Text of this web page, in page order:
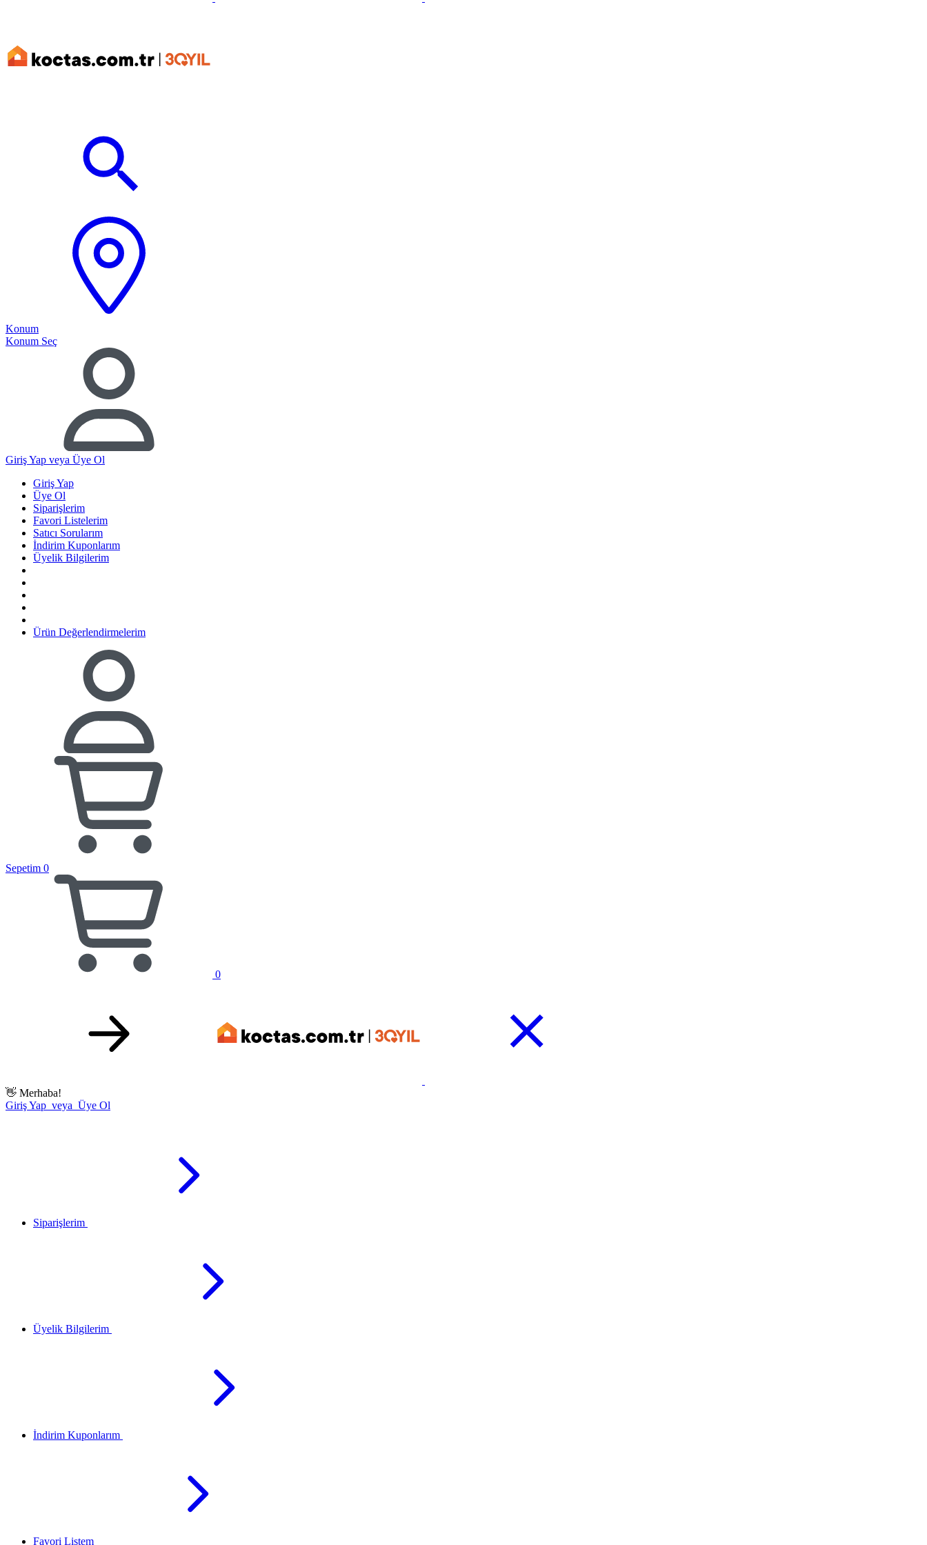
Konum
Konum Seç
Giriş Yap veya Üye Ol
Giriş Yap
Üye Ol
Siparişlerim
Favori Listelerim
Satıcı Sorularım
İndirim Kuponlarım
Üyelik Bilgilerim
Ürün Değerlendirmelerim
Sepetim 0
0
👋 Merhaba!
Giriş Yap veya Üye Ol
Siparişlerim
Üyelik Bilgilerim
İndirim Kuponlarım
Favori Listem